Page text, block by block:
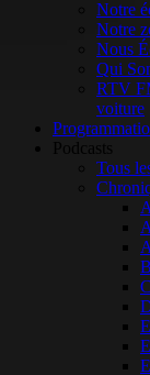
Notre
Notre
Nous
Qui
RTV
voiture
Podcasts
Tous